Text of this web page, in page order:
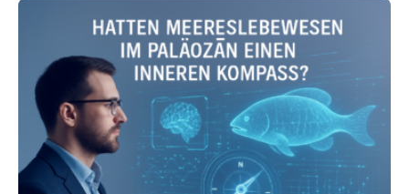
Stoffkreislauf im Ozean prägen. Die Überblicksstudie
mit dem Titel „Iron’s Irony“ ist in Communications Earth
& Environment erschienen. Die Studie fasst bestehende
Forschungsergebnisse zusammen und interpretiert sie
neu, um zu erklären, wie Eisen, das aus hydrothermalen
Systemen freigesetzt wird, über ganze Ozeanbecken
transportiert werden kann. „Das…